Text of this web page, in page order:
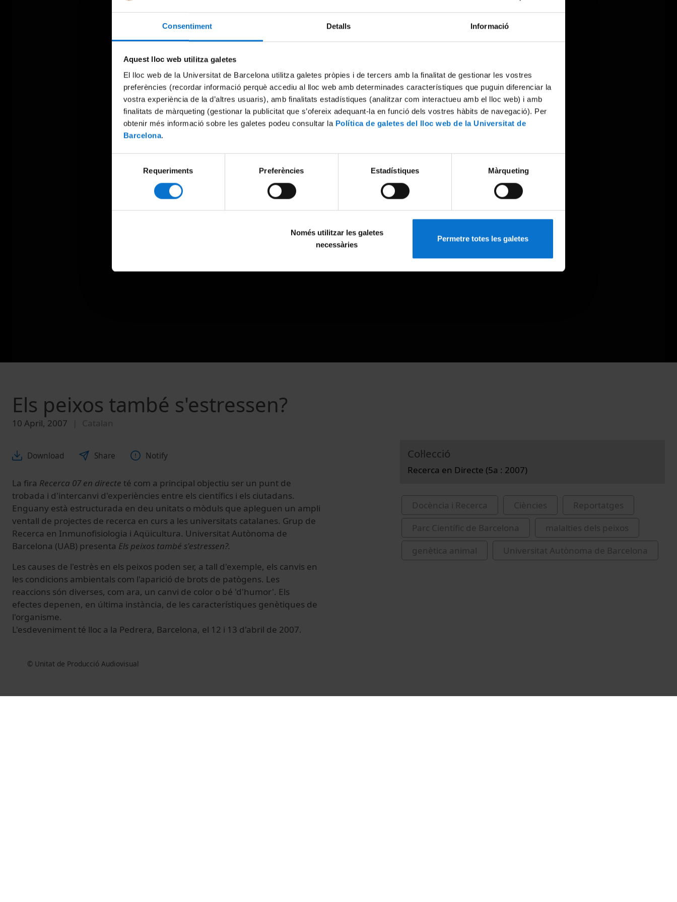
Consentiment Detalls Informació
Aquest lloc web utilitza galetes
El lloc web de la Universitat de Barcelona utilitza galetes pròpies i de tercers amb la finalitat de gestionar les vostres
preferències (recordar informació perquè accediu al lloc web amb determinades característiques que puguin diferenciar la
vostra experiència de la d’altres usuaris), amb finalitats estadístiques (analitzar com interactueu amb el lloc web) i amb
finalitats de màrqueting (gestionar la publicitat que s’ofereix adequant-la en funció dels vostres hàbits de navegació). Per
obtenir més informació sobre les galetes podeu consultar la Política de galetes del lloc web de la Universitat de
Barcelona.
Requeriments Preferències Estadístiques Màrqueting
Només utilitzar les galetes
necessàries
Permetre totes les galetes
Try again
Els peixos també s'estressen?
10 April, 2007 Catalan
Download Share Notify
La fira Recerca 07 en directe té com a principal objectiu ser un punt de
trobada i d'intercanvi d'experiències entre els científics i els ciutadans.
Enguany està estructurada en deu unitats o mòduls que apleguen un ampli
ventall de projectes de recerca en curs a les universitats catalanes. Grup de
Recerca en Inmunofisiologia i Aqüicultura. Universitat Autònoma de
Barcelona (UAB) presenta Els peixos també s'estressen?.
Les causes de l'estrès en els peixos poden ser, a tall d'exemple, els canvis en
les condicions ambientals com l'aparició de brots de patògens. Les
reaccions són diverses, com ara, un canvi de color o bé 'd'humor'. Els
efectes depenen, en última instància, de les característiques genètiques de
l'organisme.
L'esdeveniment té lloc a la Pedrera, Barcelona, el 12 i 13 d'abril de 2007.
© Unitat de Producció Audiovisual
Col·lecció
Recerca en Directe (5a : 2007)
Docència i Recerca Ciències
Reportatges
Parc Científic de Barcelona
malalties dels peixos
genètica animal
Universitat Autònoma de Barcelona